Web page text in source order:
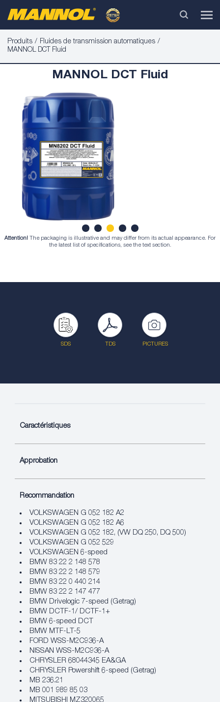
Produits
Fluides de transmission automatiques
MANNOL DCT Fluid
MANNOL DCT Fluid
1 2 4 5
Attention! The packaging is illustrative and may differ from its actual appearance. For
the latest list of specifications, see the text section.
SDS TDS PICTURES
Caractéristiques
Approbation
Recommandation
VOLKSWAGEN G 052 182 A2
VOLKSWAGEN G 052 182 A6
VOLKSWAGEN G 052 182, (VW DQ 250, DQ 500)
VOLKSWAGEN G 052 529
VOLKSWAGEN 6-speed
BMW 83 22 2 148 578
BMW 83 22 2 148 579
BMW 83 22 0 440 214
BMW 83 22 2 147 477
BMW Drivelogic 7-speed (Getrag)
BMW DCTF-1/ DCTF-1+
BMW 6-speed DCT
BMW MTF-LT-5
FORD WSS-M2C936-A
NISSAN WSS-M2C936-A
CHRYSLER 68044345 EA&GA
CHRYSLER Powershift 6-speed (Getrag)
MB 236.21
MB 001 989 85 03
MITSUBISHI MZ320065